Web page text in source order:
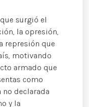
surgió el
la opresión,
represión que
motivando
armado que
como
no declarada
y la